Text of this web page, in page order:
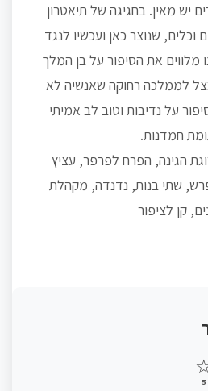
יש מאין. בחגיגה של תיאטרון
שנוצר כאן ועכשיו לנגד
מלווים את הסיפור על בן המלך
לממלכה רחוקה שאנשיה לא
על נדיבות וטוב לב אמיתי
חמדנות.
הגינה, הפרח לפרפר, עציץ
שתי בנות, נדנדה, מקהלת
קן לציפור
5